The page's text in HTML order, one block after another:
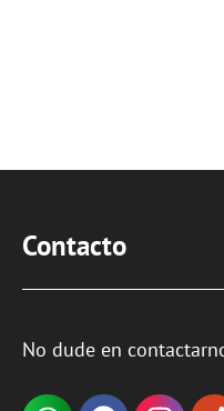
Contacto
No dude en